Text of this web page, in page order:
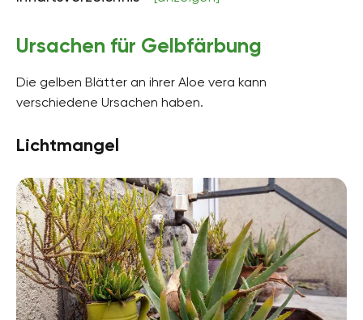
Ursachen für Gelbfärbung
Die gelben Blätter an ihrer Aloe vera kann
verschiedene Ursachen haben.
Lichtmangel